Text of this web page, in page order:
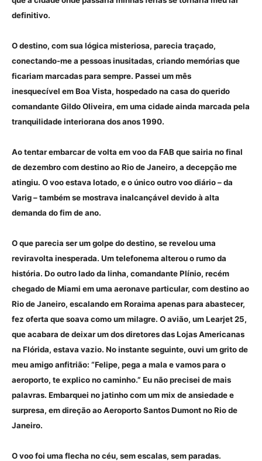
definitivo.
O destino, com sua lógica misteriosa, parecia traçado,
conectando-me a pessoas inusitadas, criando memórias que
ficariam marcadas para sempre. Passei um mês
inesquecível em Boa Vista, hospedado na casa do querido
comandante Gildo Oliveira, em uma cidade ainda marcada pela
tranquilidade interiorana dos anos 1990.
Ao tentar embarcar de volta em voo da FAB que sairia no final
de dezembro com destino ao Rio de Janeiro, a decepção me
atingiu. O voo estava lotado, e o único outro voo diário – da
Varig – também se mostrava inalcançável devido à alta
demanda do fim de ano.
O que parecia ser um golpe do destino, se revelou uma
reviravolta inesperada. Um telefonema alterou o rumo da
história. Do outro lado da linha, comandante Plínio, recém
chegado de Miami em uma aeronave particular, com destino ao
Rio de Janeiro, escalando em Roraima apenas para abastecer,
fez oferta que soava como um milagre. O avião, um Learjet 25,
que acabara de deixar um dos diretores das Lojas Americanas
na Flórida, estava vazio. No instante seguinte, ouvi um grito de
meu amigo anfitrião: “Felipe, pega a mala e vamos para o
aeroporto, te explico no caminho.” Eu não precisei de mais
palavras. Embarquei no jatinho com um mix de ansiedade e
surpresa, em direção ao Aeroporto Santos Dumont no Rio de
Janeiro.
O voo foi uma flecha no céu, sem escalas, sem paradas.